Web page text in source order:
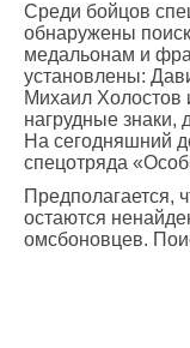
Среди бойцов
обнаружены
медальонам и
установлены:
Михаил
нагрудные
На сегодняшний
спецотряда
Предполагается,
остаются
омсбоновцев.